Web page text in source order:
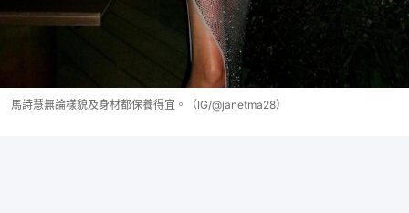
馬詩慧無論樣貌及身材都保養得宜。（IG/@janetma28）